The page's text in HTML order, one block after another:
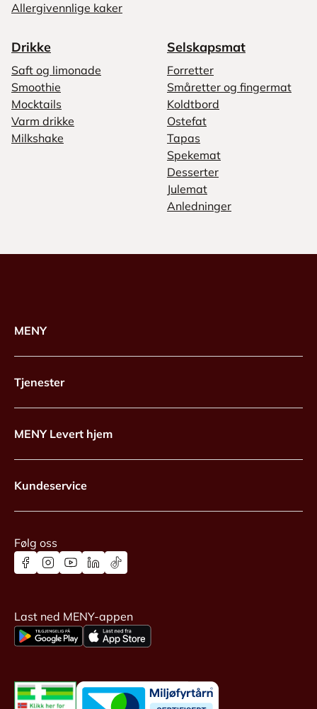
Allergivennlige kaker
Drikke
Saft og limonade
Smoothie
Mocktails
Varm drikke
Milkshake
Selskapsmat
Forretter
Småretter og fingermat
Koldtbord
Ostefat
Tapas
Spekemat
Desserter
Julemat
Anledninger
MENY
Tjenester
MENY Levert hjem
Kundeservice
Følg oss
Last ned MENY-appen